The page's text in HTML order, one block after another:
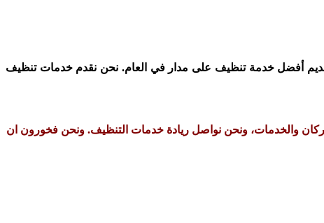
أفضل خدمة تنظيف على مدار في العام. نحن نقدم خدمات تنظيف
والخدمات، ونحن نواصل ريادة خدمات التنظيف. ونحن فخورون ان